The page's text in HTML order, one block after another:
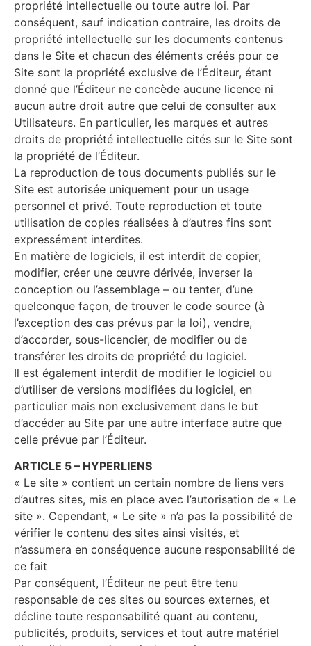
propriété intellectuelle ou toute autre loi. Par
conséquent, sauf indication contraire, les droits de
propriété intellectuelle sur les documents contenus
dans le Site et chacun des éléments créés pour ce
Site sont la propriété exclusive de l’Éditeur, étant
donné que l’Éditeur ne concède aucune licence ni
aucun autre droit autre que celui de consulter aux
Utilisateurs. En particulier, les marques et autres
droits de propriété intellectuelle cités sur le Site sont
la propriété de l’Éditeur.
La reproduction de tous documents publiés sur le
Site est autorisée uniquement pour un usage
personnel et privé. Toute reproduction et toute
utilisation de copies réalisées à d’autres fins sont
expressément interdites.
En matière de logiciels, il est interdit de copier,
modifier, créer une œuvre dérivée, inverser la
conception ou l’assemblage – ou tenter, d’une
quelconque façon, de trouver le code source (à
l’exception des cas prévus par la loi), vendre,
d’accorder, sous-licencier, de modifier ou de
transférer les droits de propriété du logiciel.
Il est également interdit de modifier le logiciel ou
d’utiliser de versions modifiées du logiciel, en
particulier mais non exclusivement dans le but
d’accéder au Site par une autre interface autre que
celle prévue par l’Éditeur.
ARTICLE 5 – HYPERLIENS
« Le site » contient un certain nombre de liens vers
d’autres sites, mis en place avec l’autorisation de « Le
site ». Cependant, « Le site » n’a pas la possibilité de
vérifier le contenu des sites ainsi visités, et
n’assumera en conséquence aucune responsabilité de
ce fait
Par conséquent, l’Éditeur ne peut être tenu
responsable de ces sites ou sources externes, et
décline toute responsabilité quant au contenu,
publicités, produits, services et tout autre matériel